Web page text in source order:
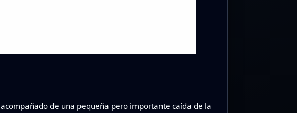
de una pequeña pero importante caída de la